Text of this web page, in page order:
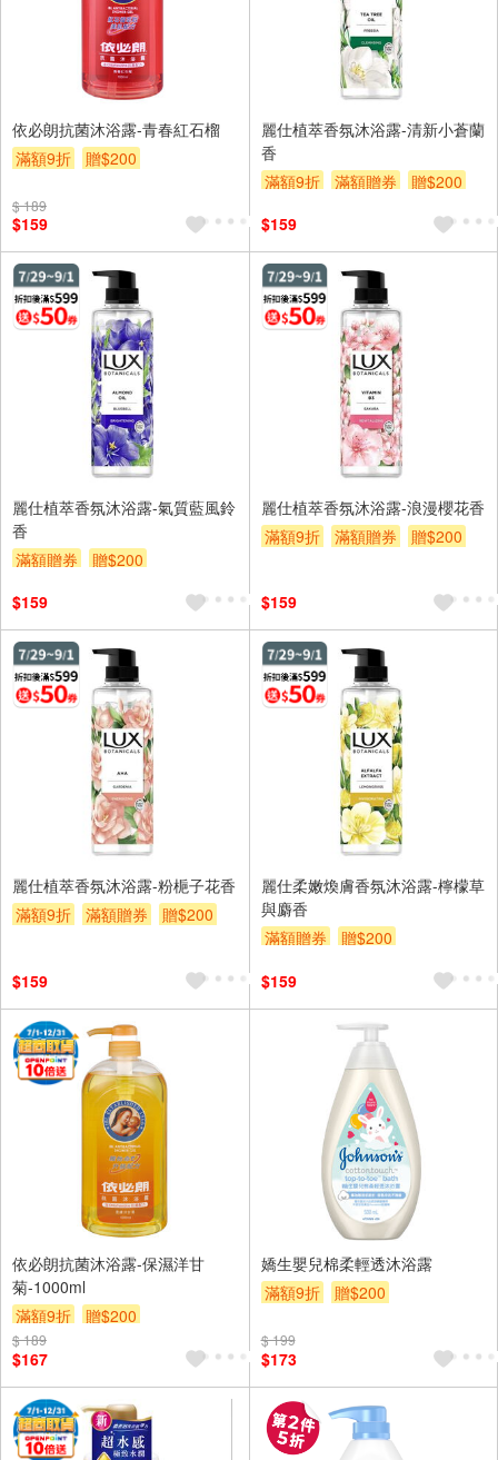
依必朗抗菌沐浴露-青春紅石榴
滿額9折
贈$200
$ 189
$159
麗仕植萃香氛沐浴露-清新小蒼蘭
香
滿額9折
滿額贈券
贈$200
$159
麗仕植萃香氛沐浴露-氣質藍風鈴
香
滿額贈券
贈$200
$159
麗仕植萃香氛沐浴露-浪漫櫻花香
滿額9折
滿額贈券 贈$200
$159
麗仕植萃香氛沐浴露-粉梔子花香
滿額9折
滿額贈券 贈$200
$159
麗仕柔嫩煥膚香氛沐浴露-檸檬草
與麝香
滿額贈券
贈$200
$159
依必朗抗菌沐浴露-保濕洋甘
菊-1000ml
滿額9折
贈$200
$ 189
$167
嬌生嬰兒棉柔輕透沐浴露
滿額9折
贈$200
$ 199
$173